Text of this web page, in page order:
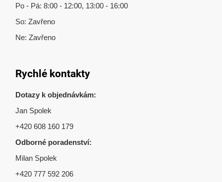
Po - Pá: 8:00 - 12:00, 13:00 - 16:00
So: Zavřeno
Ne: Zavřeno
Rychlé kontakty
Dotazy k objednávkám:
Jan Spolek
+420 608 160 179
Odborné poradenství:
Milan Spolek
+420 777 592 206